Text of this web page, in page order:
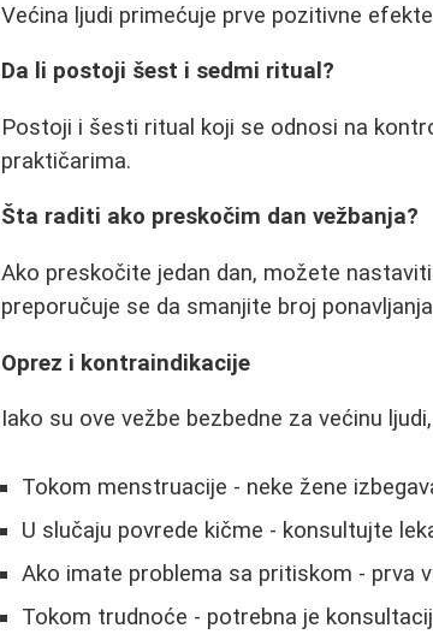
Većina ljudi primećuje prve pozitivne
Da li postoji šest i sedmi ritual?
Postoji i šesti ritual koji se odnosi na
praktičarima.
Šta raditi ako preskočim dan vežbanja?
Ako preskočite jedan dan, možete
preporučuje se da smanjite broj
Oprez i kontraindikacije
Iako su ove vežbe bezbedne za većinu
Tokom menstruacije - neke žene
U slučaju povrede kičme - konsultujte
Ako imate problema sa pritiskom - prva
Tokom trudnoće - potrebna je